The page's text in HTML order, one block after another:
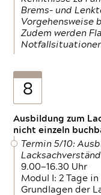
Brems- und
Vorgehensweise
Zudem werden
8
Ausbildung zum
nicht einzeln
Termin 5/10:
9.00—16.30 Uhr
Modul I: 2 Tage
Grundlagen der